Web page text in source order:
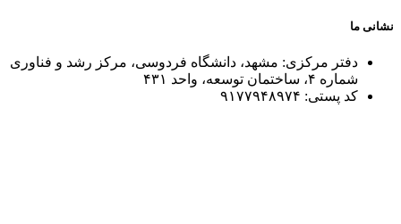
نشانی ما
دفتر مرکزی: مشهد، دانشگاه فردوسی، مرکز رشد و فناوری
شماره ۴، ساختمان توسعه، واحد ۴۳۱
کد پستی: ۹۱۷۷۹۴۸۹۷۴